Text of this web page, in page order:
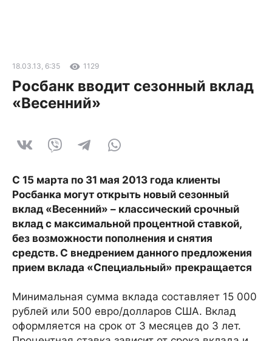
18.03.13, 6:35 1129
Росбанк вводит сезонный вклад
«Весенний»
С 15 марта по 31 мая 2013 года клиенты
Росбанка могут открыть новый сезонный
вклад «Весенний» ­– классический срочный
вклад с максимальной процентной ставкой,
без возможности пополнения и снятия
средств. С внедрением данного предложения
прием вклада «Специальный» прекращается
Минимальная сумма вклада составляет 15 000
рублей или 500 евро/долларов США. Вклад
оформляется на срок от 3 месяцев до 3 лет.